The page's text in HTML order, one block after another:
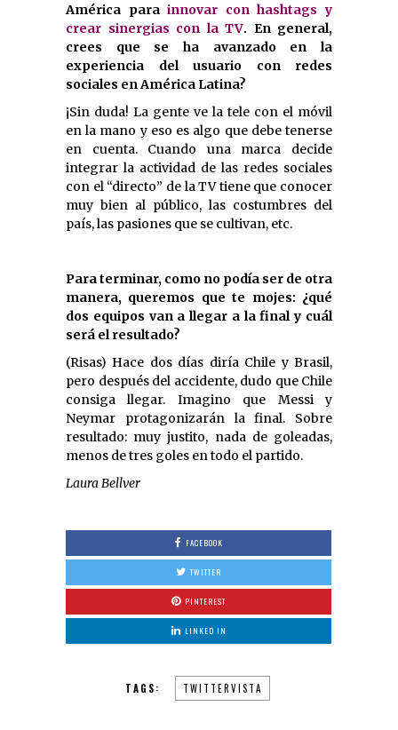
América para innovar con hashtags y
crear sinergias con la TV. En general,
crees que se ha avanzado en la
experiencia del usuario con redes
sociales en América Latina?
¡Sin duda! La gente ve la tele con el móvil
en la mano y eso es algo que debe tenerse
en cuenta. Cuando una marca decide
integrar la actividad de las redes sociales
con el “directo” de la TV tiene que conocer
muy bien al público, las costumbres del
país, las pasiones que se cultivan, etc.
Para terminar, como no podía ser de otra
manera, queremos que te mojes: ¿qué
dos equipos van a llegar a la final y cuál
será el resultado?
(Risas) Hace dos días diría Chile y Brasil,
pero después del accidente, dudo que Chile
consiga llegar. Imagino que Messi y
Neymar protagonizarán la final. Sobre
resultado: muy justito, nada de goleadas,
menos de tres goles en todo el partido.
Laura Bellver
FACEBOOK
TWITTER
PINTEREST
LINKED IN
TAGS: TWITTERVISTA